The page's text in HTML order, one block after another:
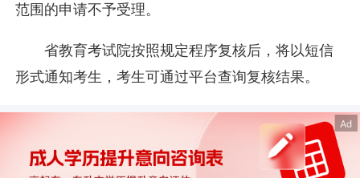
范围的申请不予受理。
省教育考试院按照规定程序复核后，将以短信
形式通知考生，考生可通过平台查询复核结果。